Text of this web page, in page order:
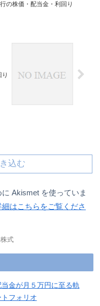
の株価・配当金・利回り
込む
Akismet を使っていま
はこちらをご覧くださ
式
金が月５万円に至る軌
フォリオ